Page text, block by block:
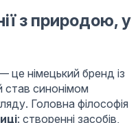
з природою, у
це німецький бренд із
став синонімом
Головна філософія
: створенні засобів,